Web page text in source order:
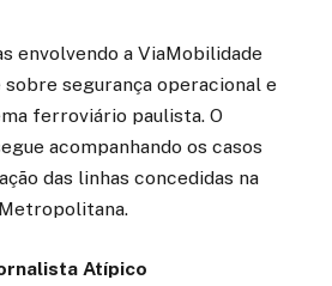
envolvendo a ViaMobilidade
segurança operacional e
ferroviário paulista. O
acompanhando os casos
das linhas concedidas na
Atípico